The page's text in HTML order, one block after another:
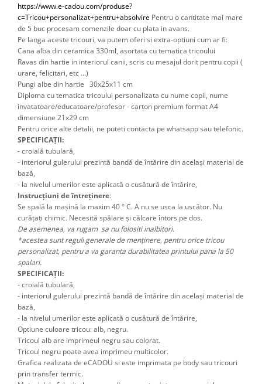
https://www.e-cadou.com/produse?
c=Tricou+personalizat+pentru+absolvire Pentru o cantitate mai mare
de 5 buc procesam comenzile doar cu plata in avans.
Pe langa aceste tricouri, va putem oferi si extra-optiuni cum ar fi:
Cana alba din ceramica 330ml, asortata cu tematica tricoului
Ravas din hartie in interiorul canii, scris cu mesajul dorit pentru copii (
urare, felicitari, etc ...)
Pungi albe din hartie 30x25x11 cm
Diploma cu tematica tricoului personalizata cu nume copil, nume
invatatoare/educatoare/profesor - carton premium format A4
dimensiune 21x29 cm
Pentru orice alte detalii, ne puteti contacta pe whatsapp sau telefonic.
SPECIFICAȚII:
- croială tubulară,
- interiorul gulerului prezintă bandă de întărire din același material de
bază,
- la nivelul umerilor este aplicată o cusătură de întărire,
Instrucțiuni de întreținere:
Se spală la mașină la maxim 40 ° C. A nu se usca la uscător. Nu
curățați chimic. Necesită spălare și călcare întors pe dos.
De asemenea, va rugam sa nu folositi inalbitori.
*acestea sunt reguli generale de menținere, pentru orice tricou
personalizat, pentru a va garanta durabilitatea printului pana la 50
spalari.
SPECIFICAȚII:
- croială tubulară,
- interiorul gulerului prezintă bandă de întărire din același material de
bază,
- la nivelul umerilor este aplicată o cusătură de întărire,
Optiune culoare tricou: alb, negru.
Tricoul alb are imprimeul negru sau colorat.
Tricoul negru poate avea imprimeu multicolor.
Grafica realizata de eCADOU si este imprimata pe body sau tricouri
prin transfer termic.